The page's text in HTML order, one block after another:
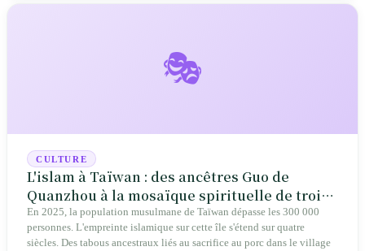
🎭
CULTURE
L'islam à Taïwan : des ancêtres Guo de
Quanzhou à la mosaïque spirituelle de trois
cent mille travailleurs migrants
En 2025, la population musulmane de Taïwan dépasse les 300 000
personnes. L'empreinte islamique sur cette île s'étend sur quatre
siècles. Des tabous ancestraux liés au sacrifice au porc dans le village